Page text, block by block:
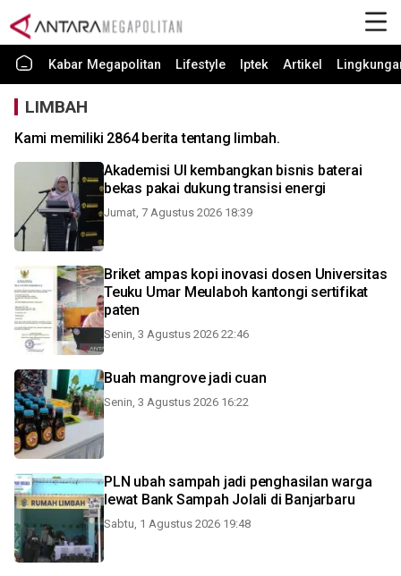
Kabar Megapolitan Lifestyle Iptek Artikel
LIMBAH
Kami memiliki 2864 berita tentang limbah.
Akademisi UI kembangkan bisnis baterai
bekas pakai dukung transisi energi
Jumat, 7 Agustus 2026 18:39
Briket ampas kopi inovasi dosen Universitas
Teuku Umar Meulaboh kantongi sertifikat
paten
Senin, 3 Agustus 2026 22:46
Buah mangrove jadi cuan
Senin, 3 Agustus 2026 16:22
PLN ubah sampah jadi penghasilan warga
lewat Bank Sampah Jolali di Banjarbaru
Sabtu, 1 Agustus 2026 19:48